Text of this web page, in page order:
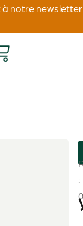
à notre newsletter
: